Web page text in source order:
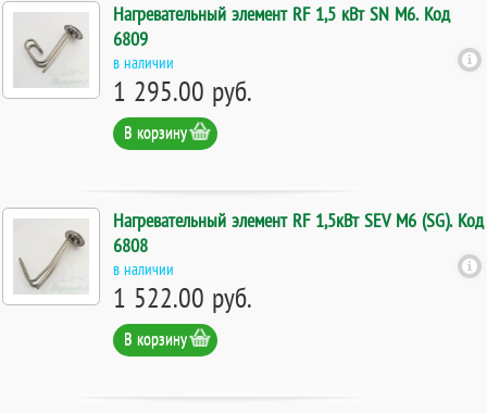
Нагревательный элемент RF 1,5 кВт SN М6. Код
6809
в наличии
1 295.00 руб.
В корзину
Нагревательный элемент RF 1,5кВт SEV М6 (SG). Код
6808
в наличии
1 522.00 руб.
В корзину